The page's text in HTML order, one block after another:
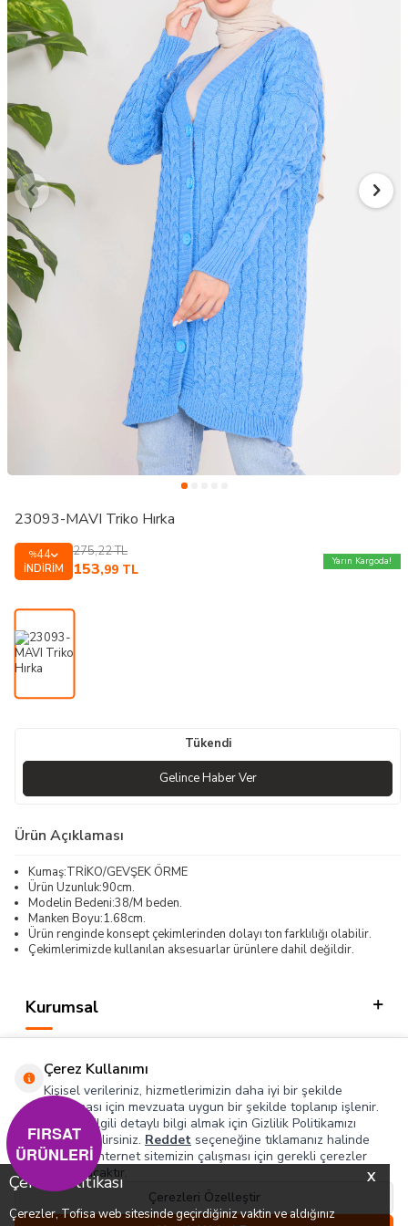
X
Çerez Politikası
Çerezler, Tofisa web sitesinde geçirdiğiniz vaktin ve aldığınız
0
23093-MAVI Triko Hırka
%44
İNDIRIM
275,22TL
153,99 TL
Yarın Kargoda!
Tükendi
Gelince Haber Ver
Ürün Açıklaması
Kumaş:TRİKO/GEVŞEK ÖRME
Ürün Uzunluk:90cm.
Modelin Bedeni:38/M beden.
Manken Boyu:1.68cm.
Ürün renginde konsept çekimlerinden dolayı ton farklılığı olabilir.
Çekimlerimizde kullanılan aksesuarlar ürünlere dahil değildir.
Kurumsal
Hızlı Erişim
Sosyal
Adres & İletişim
Çerez Kullanımı
Kişisel verileriniz, hizmetlerimizin daha iyi bir şekilde
sunulması için mevzuata uygun bir şekilde toplanıp işlenir.
Konuyla ilgili detaylı bilgi almak için Gizlilik Politikamızı
inceleyebilirsiniz. Reddet seçeneğine tıklamanız halinde
yalnızca internet sitemizin çalışması için gerekli çerezler
kullanılacaktır.
Çerezleri Özelleştir
FIRSAT
ÜRÜNLERİ